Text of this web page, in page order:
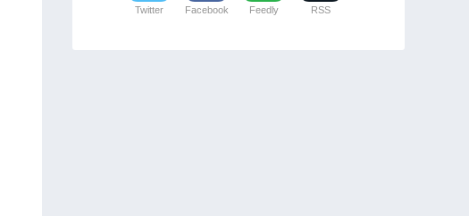
Twitter Facebook Feedly RSS